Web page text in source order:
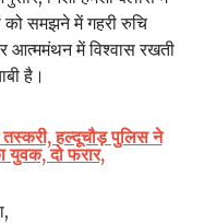
समझने में गहरी रुचि
में विश्वास रखती
है।
हल्दूचौड़ पुलिस ने
युवक, दो फरार,